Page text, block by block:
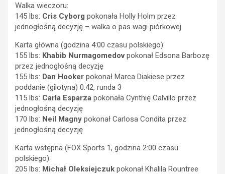
Walka wieczoru:
145 lbs: Cris Cyborg pokonała Holly Holm przez
jednogłośną decyzję – walka o pas wagi piórkowej
Karta główna (godzina 4:00 czasu polskiego):
155 lbs: Khabib Nurmagomedovpokonał Edsona Barbozę
przez jednogłośną decyzję
155 lbs: Dan Hooker pokonał Marca Diakiese przez
poddanie (gilotyna) 0:42, runda 3
115 lbs: Carla Esparza pokonała Cynthię Calvillo przez
jednogłośną decyzję
170 lbs: Neil Magny pokonał Carlosa Condita przez
jednogłośną decyzję
Karta wstępna (FOX Sports 1, godzina 2:00 czasu
polskiego):
205 lbs: Michał Oleksiejczuk pokonał Khalila Rountree